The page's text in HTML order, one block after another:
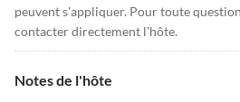
peuvent s'appliquer. Pour toute
contacter directement l'hôte.
Notes de l'hôte